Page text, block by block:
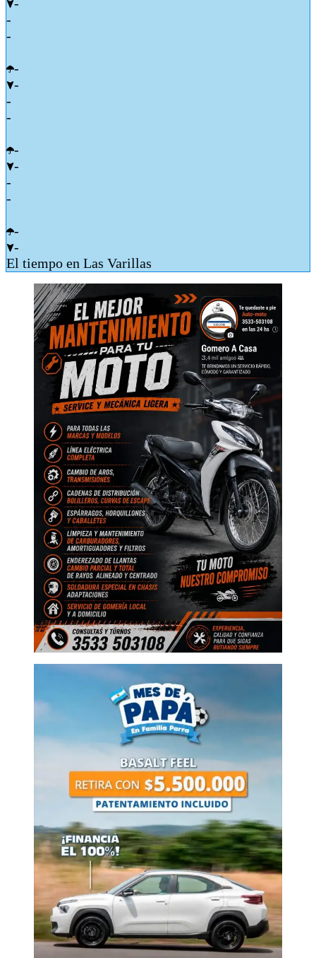
-
-
-
-
-
-
-
-
-
-
-
-
El tiempo en Las Varillas